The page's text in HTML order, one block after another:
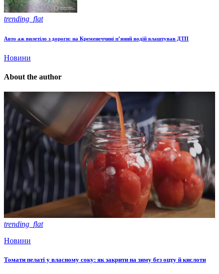
trending_flat
Авто аж вилетіло з дороги: на Кременеччині п’яний водій влаштував ДТП
Новини
About the author
trending_flat
Новини
Томати пелаті у власному соку: як закрити на зиму без оцту й кислоти